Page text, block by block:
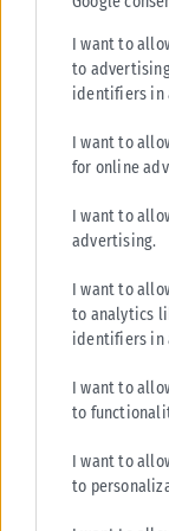
I want to
to
identifiers in
I want to
for online
I want to
advertising.
I want to
to analytics
identifiers in
I want to
to
I want to
to
Εθνικό
HELLAS-SPACE 2.0
Το νέο Εθνικό
προϋπολογισμού
ΑΝΑΡΤΉΘΗΚΕ ΑΠΌ